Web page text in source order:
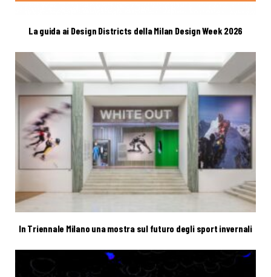
La guida ai Design Districts della Milan Design Week 2026
In Triennale Milano una mostra sul futuro degli sport invernali